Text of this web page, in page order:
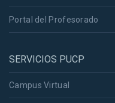
Portal del Profesorado
SERVICIOS PUCP
Campus Virtual